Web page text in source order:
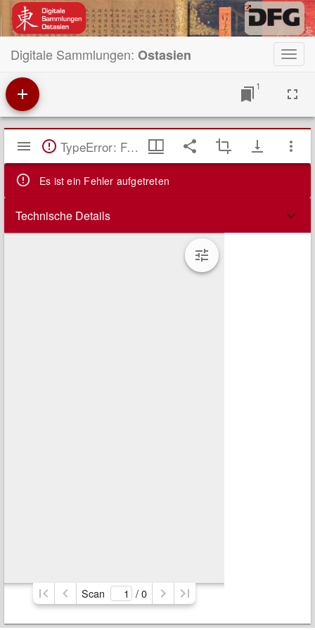
Digitale Sammlungen: Ostasien
1
Mirador
Viewer TypeError: Failed to fetch
Es ist ein Fehler aufgetreten
Technische Details
Scan / 0